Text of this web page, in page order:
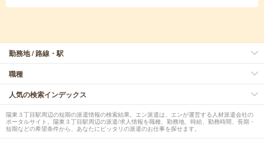
勤務地 / 路線・駅
職種
人気の検索インデックス
陽東３丁目駅周辺の短期の派遣情報の検索結果。エン派遣は、エンが運営する人材派遣会社の
ポータルサイト。陽東３丁目駅周辺の派遣/求人情報を職種、勤務地、時給、勤務時間、長期・
短期などの希望条件から、あなたにピッタリの派遣のお仕事を探せます。